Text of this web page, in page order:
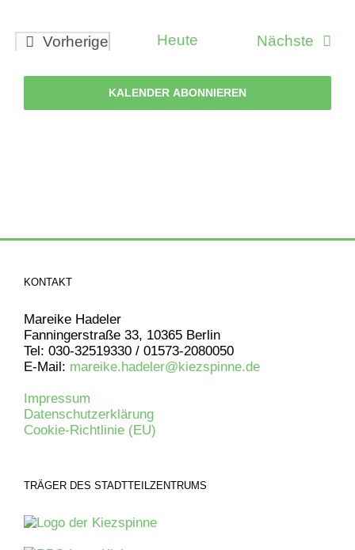
Vorherige
Heute Nächste
KALENDER ABONNIEREN
KONTAKT
Mareike Hadeler
Fanningerstraße 33, 10365 Berlin
Tel: 030-32519330 / 01573-2080050
E-Mail: mareike.hadeler@kiezspinne.de
Impressum
Datenschutzerklärung
Cookie-Richtlinie (EU)
TRÄGER DES STADTTEILZENTRUMS